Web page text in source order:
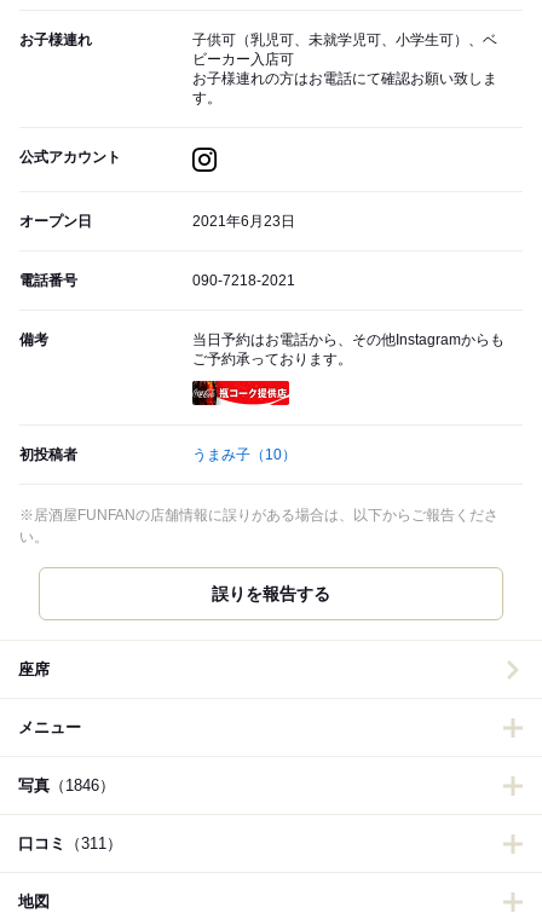
お子様連れ
子供可（乳児可、未就学児可、小学生可）、ベ
ビーカー入店可
お子様連れの方はお電話にて確認お願い致しま
す。
公式アカウント
オープン日 2021年6月23日
電話番号 090-7218-2021
備考
当日予約はお電話から、その他Instagramからも
ご予約承っております。
初投稿者 うまみ子 （10）
※居酒屋FUNFANの店舗情報に誤りがある場合は、以下からご報告くださ
い。
誤りを報告する
座席
メニュー
写真 （1846）
口コミ （311）
地図